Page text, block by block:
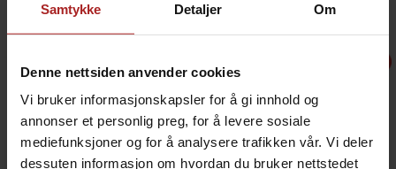
Samtykke Detaljer Om
Denne nettsiden anvender cookies
Vi bruker informasjonskapsler for å gi innhold og
annonser et personlig preg, for å levere sosiale
mediefunksjoner og for å analysere trafikken vår. Vi deler
dessuten informasjon om hvordan du bruker nettstedet
FermZilla 27L Tri-conical EasyGrip Start
Nytt lokk med flere funksjoner Nytt lokk med flere funksjoner